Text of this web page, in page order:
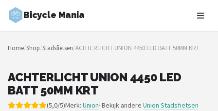
Bicycle Mania
Zoeken
NAVIGATIE
Merken
Home/Shop/Stadsfietsen/ACHTERLICHT UNION 4450 LED BATT 50MM KRT
ACHTERLICHT UNION 4450 LED
BATT 50MM KRT
(5,0/5)Merk: Union· Bekijk andere Union Stadsfietsen